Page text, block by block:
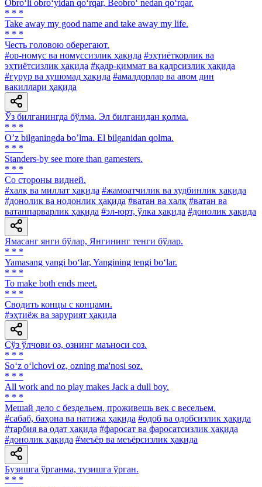
Obro‘li obro‘yidan qo‘rqar, Beobro‘ nedan qo‘rqar.
* * *
Take away my good name and take away my life.
* * *
Честь головою оберегают.
#ор-номус ва номуссизлик ҳақида #эҳтиёткорлик ва
эҳтиётсизлик ҳақида #қадр-қиммат ва қадрсизлик ҳақида
#ғурур ва хушомад ҳақида #амалдорлар ва авом дин
вакиллари ҳақида
Ўз билганингда бўлма. Эл билганидан қолма.
* * *
Oʼz bilganingda boʼlma. El bilganidan qolma.
* * *
Standers-by see more than gamesters.
* * *
Co стороны видней.
#халқ ва миллат ҳақида #жамоатчилик ва худбинлик ҳақида
#донолик ва нодонлик ҳақида #ватан ва халқ #ватан ва
ватанпарварлик ҳақида #эл-юрт, ўлка ҳақида #донолик ҳақида
Ямасанг янги бўлар, Янгининг тенги бўлар.
* * *
Yamasang yangi bo‘lar, Yangining tengi bo‘lar.
* * *
To make both ends meet.
* * *
Сводить концы с концами.
#эҳтиёж ва зарурият ҳақида
Сўз ўлчови оз, ознинг маъноси соз.
* * *
So‘z o‘lchovi oz, ozning ma'nosi soz.
* * *
All work and no play makes Jack a dull boy.
* * *
Мешай дело с бездельем, проживешь век с весельем.
#сабаб, баҳона ва натижа ҳақида #одоб ва одобсизлик ҳақида
#тарбия ва одат ҳақида #фаросат ва фаросатсизлик ҳақида
#донолик ҳақида #меъёр ва меъёрсизлик ҳақида
Бузишга ўрганма, тузишга ўрган.
* * *